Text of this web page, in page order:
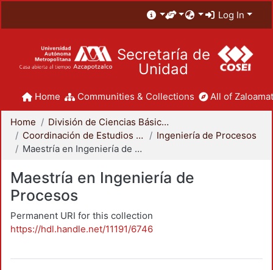
Log In
Secretaría de
Unidad
Home Communities & Collections All of
Home
División de Ciencias Básicas e Ingeniería
Coordinación de Estudios de Posgrado - CBI
Ingeniería de Procesos
Maestría en Ingeniería de Procesos
Maestría en Ingeniería de
Procesos
Permanent URI for this collection
https://hdl.handle.net/11191/6746